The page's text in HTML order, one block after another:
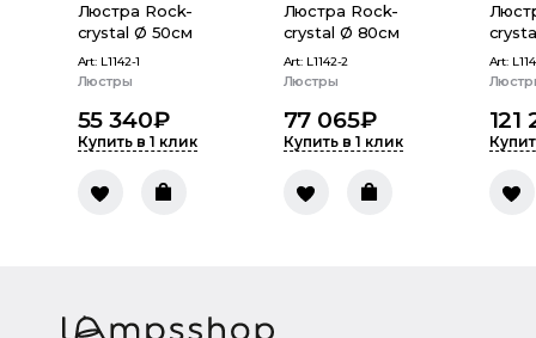
Люстра Rock-
crystal Ø 50см
Art: L1142-1
Люстры
55 340₽
Купить в 1 клик
Люстра Rock-
crystal Ø 80см
Art: L1142-2
Люстры
77 065₽
Купить в 1 клик
Art:
121